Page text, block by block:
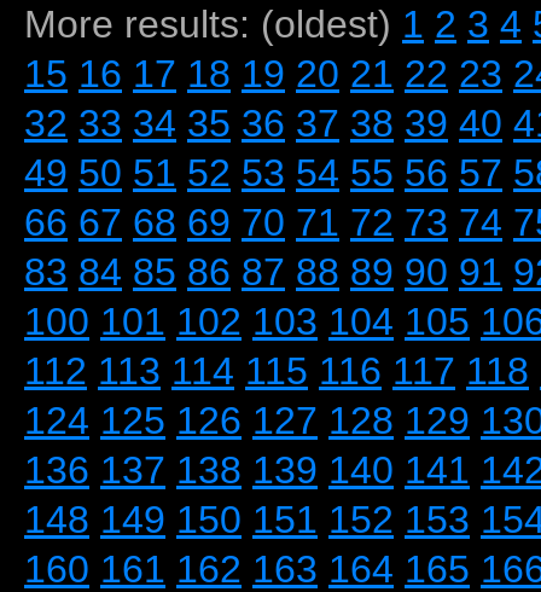
More results: (oldest) 1 2 3 4
15 16 17 18 19 20 21 22 23
32 33 34 35 36 37 38 39 40
49 50 51 52 53 54 55 56 57
66 67 68 69 70 71 72 73 74
83 84 85 86 87 88 89 90 91
100 101 102 103 104 105
112 113 114 115 116 117 118
124 125 126 127 128 129
136 137 138 139 140 141
148 149 150 151 152 153
160 161 162 163 164 165